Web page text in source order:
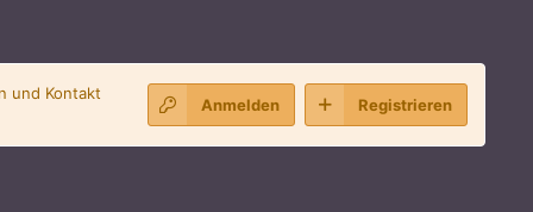
und Kontakt
Anmelden Registrieren